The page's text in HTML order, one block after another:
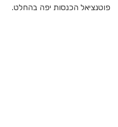
פוטנציאל הכנסות יפה בהחלט.